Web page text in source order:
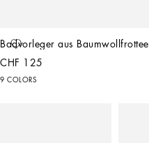
Badvorleger aus Baumwollfrottee
CHF 125
9 COLORS